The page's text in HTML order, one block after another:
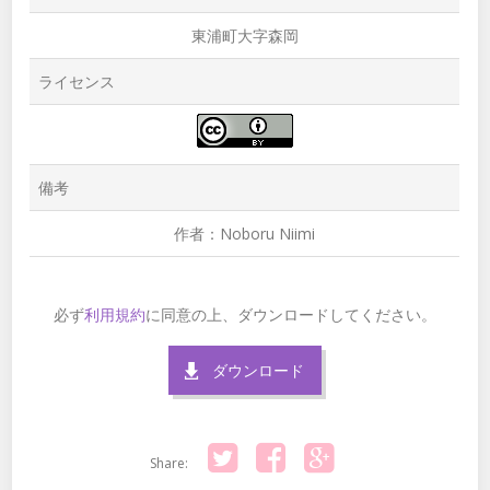
東浦町大字森岡
ライセンス
備考
作者：Noboru Niimi
必ず利用規約に同意の上、ダウンロードしてください。
ダウンロード
Share: